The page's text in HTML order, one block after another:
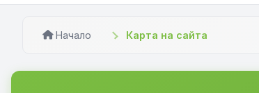
Начало Карта на сайта